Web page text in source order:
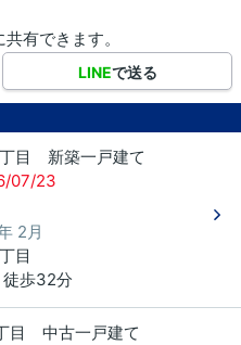
有できます。
LINEで送る
目 新築一戸建て
07/23
2月
目
歩32分
目 中古一戸建て